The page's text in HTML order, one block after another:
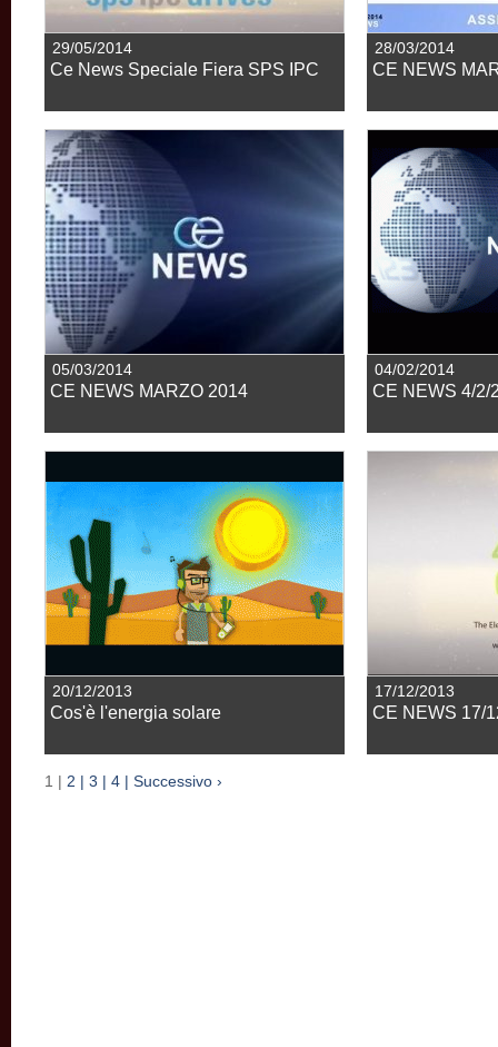
29/05/2014
Ce News Speciale Fiera SPS IPC
28/03/2014
CE NEWS
05/03/2014
CE NEWS MARZO 2014
04/02/2014
CE NEWS 4/2/
20/12/2013
Cos'è l'energia solare
17/12/2013
CE NEWS 17/
1 | 2 | 3 | 4 | Successivo ›